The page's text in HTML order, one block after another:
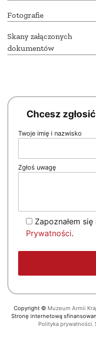
Fotografie
Skany załączonych
dokumentów
Chcesz
Twoje imię i nazwisko
Zgłoś uwagę
Zapoznałem
Prywatności.
Copyright © Muzeum Armii
Stronę internetową
Polityka prywatności.